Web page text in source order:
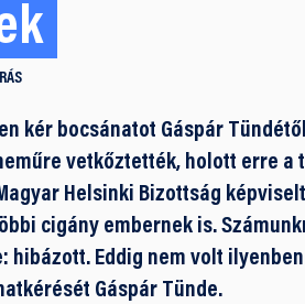
kér bocsánatot Gáspár
vetkőztették, holott erre a
Helsinki Bizottság
cigány embernek is.
Eddig nem volt
Gáspár Tünde.